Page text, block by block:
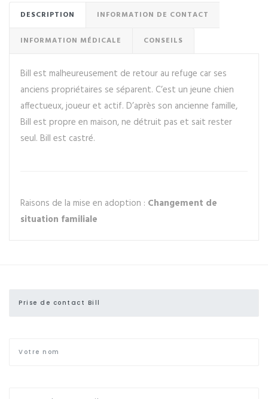
DESCRIPTION INFORMATION DE CONTACT
INFORMATION MÉDICALE CONSEILS
Bill est malheureusement de retour au refuge car ses
anciens propriétaires se séparent. C’est un jeune chien
affectueux, joueur et actif. D’après son ancienne famille,
Bill est propre en maison, ne détruit pas et sait rester
seul. Bill est castré.
Raisons de la mise en adoption : Changement de
situation familiale